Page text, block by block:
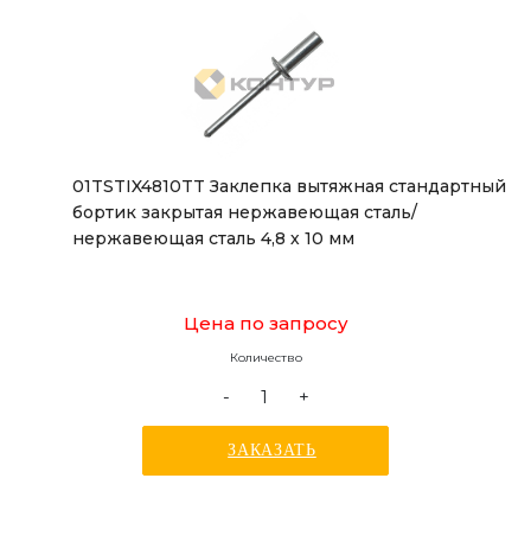
01TSTIX4810TT Заклепка вытяжная стандартный
бортик закрытая нержавеющая сталь/
нержавеющая сталь 4,8 х 10 мм
Цена по запросу
Количество
- +
ЗАКАЗАТЬ